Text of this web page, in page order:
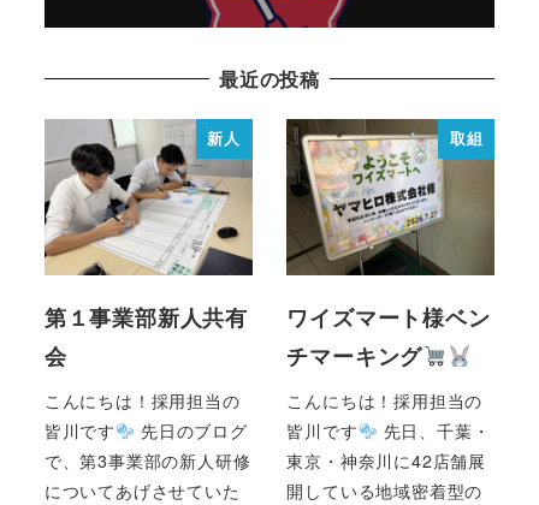
最近の投稿
新人
第１事業部新人共有
会
こんにちは！採用担当の
皆川です
先日のブログ
で、第3事業部の新人研修
についてあげさせていた
取組
ワイズマート様ベン
チマーキング
こんにちは！採用担当の
皆川です
先日、千葉・
東京・神奈川に42店舗展
開している地域密着型の